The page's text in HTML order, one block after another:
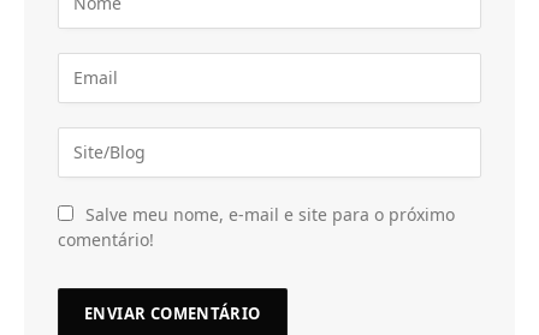
Salve meu nome, e-mail e site para o próximo
comentário!